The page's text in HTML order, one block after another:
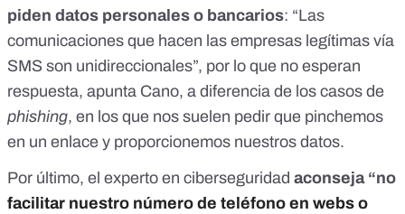
piden datos personales o bancarios: “Las
comunicaciones que hacen las empresas legítimas vía
SMS son unidireccionales”, por lo que no esperan
respuesta, apunta Cano, a diferencia de los casos de
phishing, en los que nos suelen pedir que pinchemos
en un enlace y proporcionemos nuestros datos.
Por último, el experto en ciberseguridad aconseja “no
facilitar nuestro número de teléfono en webs o